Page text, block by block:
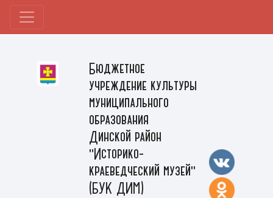
Бюджетное
учреждение культуры
муниципального
образования
Динской район
"Историко-
краеведческий музей"
(БУК ДИМ)